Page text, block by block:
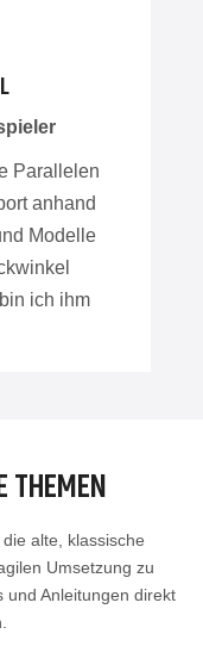
Parallelen
anhand
Modelle
ich ihm
THEMEN
alte, klassische
Umsetzung zu
und Anleitungen direkt